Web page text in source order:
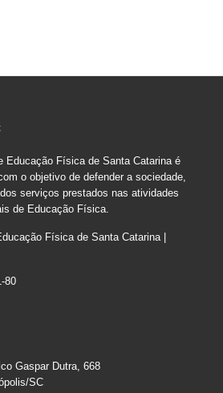
Educação Física de Santa Catarina é
o objetivo de defender a sociedade,
serviços prestados nas atividades
de Educação Física.
Física de Santa Catarina |
80
Gaspar Dutra, 668
SC